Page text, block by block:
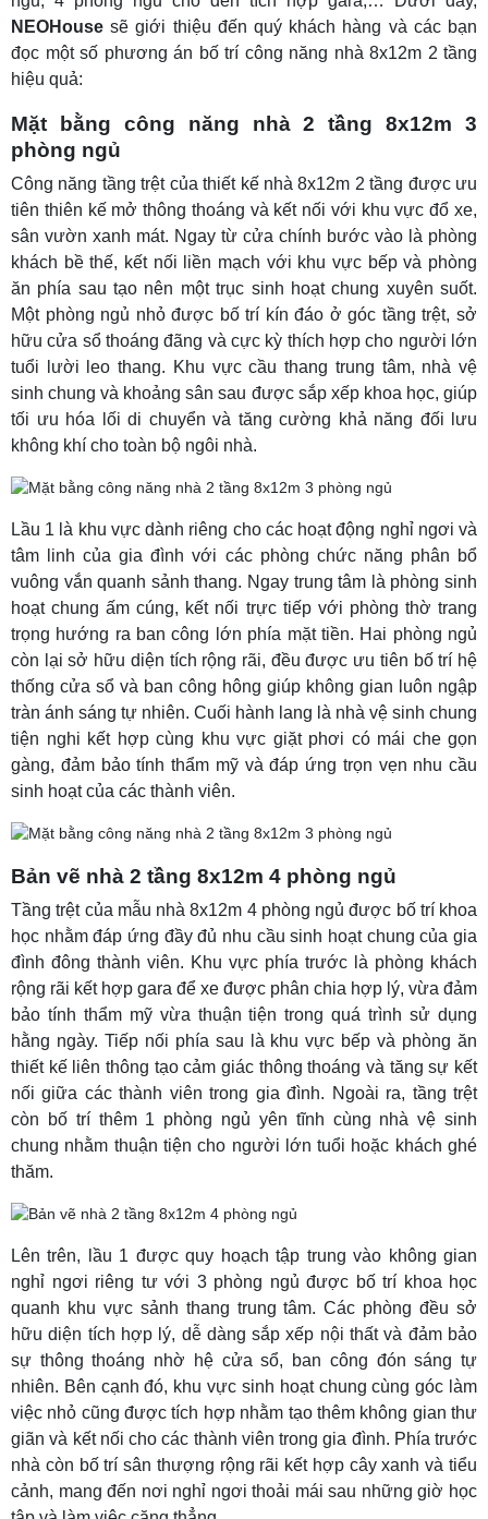
NEOHouse sẽ giới thiệu đến quý khách hàng và các bạn
đọc một số phương án bố trí công năng nhà 8x12m 2 tầng
hiệu quả:
Mặt bằng công năng nhà 2 tầng 8x12m 3
phòng ngủ
Công năng tầng trệt của thiết kế nhà 8x12m 2 tầng được ưu
tiên thiên kế mở thông thoáng và kết nối với khu vực đổ xe,
sân vườn xanh mát. Ngay từ cửa chính bước vào là phòng
khách bề thế, kết nối liền mạch với khu vực bếp và phòng
ăn phía sau tạo nên một trục sinh hoạt chung xuyên suốt.
Một phòng ngủ nhỏ được bố trí kín đáo ở góc tầng trệt, sở
hữu cửa sổ thoáng đãng và cực kỳ thích hợp cho người lớn
tuổi lười leo thang. Khu vực cầu thang trung tâm, nhà vệ
sinh chung và khoảng sân sau được sắp xếp khoa học, giúp
tối ưu hóa lối di chuyển và tăng cường khả năng đối lưu
không khí cho toàn bộ ngôi nhà.
Lầu 1 là khu vực dành riêng cho các hoạt động nghỉ ngơi và
tâm linh của gia đình với các phòng chức năng phân bổ
vuông vắn quanh sảnh thang. Ngay trung tâm là phòng sinh
hoạt chung ấm cúng, kết nối trực tiếp với phòng thờ trang
trọng hướng ra ban công lớn phía mặt tiền. Hai phòng ngủ
còn lại sở hữu diện tích rộng rãi, đều được ưu tiên bố trí hệ
thống cửa sổ và ban công hông giúp không gian luôn ngập
tràn ánh sáng tự nhiên. Cuối hành lang là nhà vệ sinh chung
tiện nghi kết hợp cùng khu vực giặt phơi có mái che gọn
gàng, đảm bảo tính thẩm mỹ và đáp ứng trọn vẹn nhu cầu
sinh hoạt của các thành viên.
Bản vẽ nhà 2 tầng 8x12m 4 phòng ngủ
Tầng trệt của mẫu nhà 8x12m 4 phòng ngủ được bố trí khoa
học nhằm đáp ứng đầy đủ nhu cầu sinh hoạt chung của gia
đình đông thành viên. Khu vực phía trước là phòng khách
rộng rãi kết hợp gara để xe được phân chia hợp lý, vừa đảm
bảo tính thẩm mỹ vừa thuận tiện trong quá trình sử dụng
hằng ngày. Tiếp nối phía sau là khu vực bếp và phòng ăn
thiết kế liên thông tạo cảm giác thông thoáng và tăng sự kết
nối giữa các thành viên trong gia đình. Ngoài ra, tầng trệt
còn bố trí thêm 1 phòng ngủ yên tĩnh cùng nhà vệ sinh
chung nhằm thuận tiện cho người lớn tuổi hoặc khách ghé
thăm.
Lên trên, lầu 1 được quy hoạch tập trung vào không gian
nghỉ ngơi riêng tư với 3 phòng ngủ được bố trí khoa học
quanh khu vực sảnh thang trung tâm. Các phòng đều sở
hữu diện tích hợp lý, dễ dàng sắp xếp nội thất và đảm bảo
sự thông thoáng nhờ hệ cửa sổ, ban công đón sáng tự
nhiên. Bên cạnh đó, khu vực sinh hoạt chung cùng góc làm
việc nhỏ cũng được tích hợp nhằm tạo thêm không gian thư
giãn và kết nối cho các thành viên trong gia đình. Phía trước
nhà còn bố trí sân thượng rộng rãi kết hợp cây xanh và tiểu
cảnh, mang đến nơi nghỉ ngơi thoải mái sau những giờ học